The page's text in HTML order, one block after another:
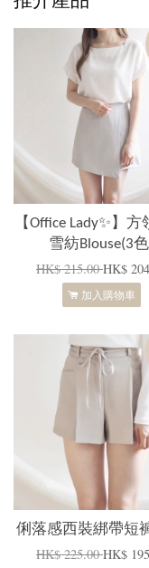
【Office Lady✨】
雪紡Blouse(3
HK$ 215.00HK$
加入購物車
俐落感西裝綁帶短
HK$ 225.00HK$